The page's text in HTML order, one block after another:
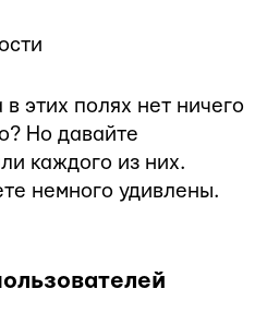
в этих полях нет ничего
Но давайте
каждого из них.
немного удивлены.